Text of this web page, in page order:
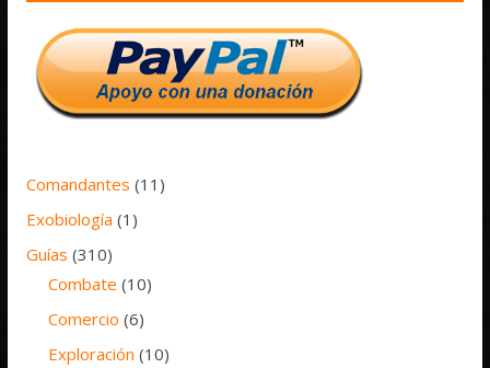
Comandantes (11)
Exobiología (1)
Guías (310)
Combate (10)
Comercio (6)
Exploración (10)